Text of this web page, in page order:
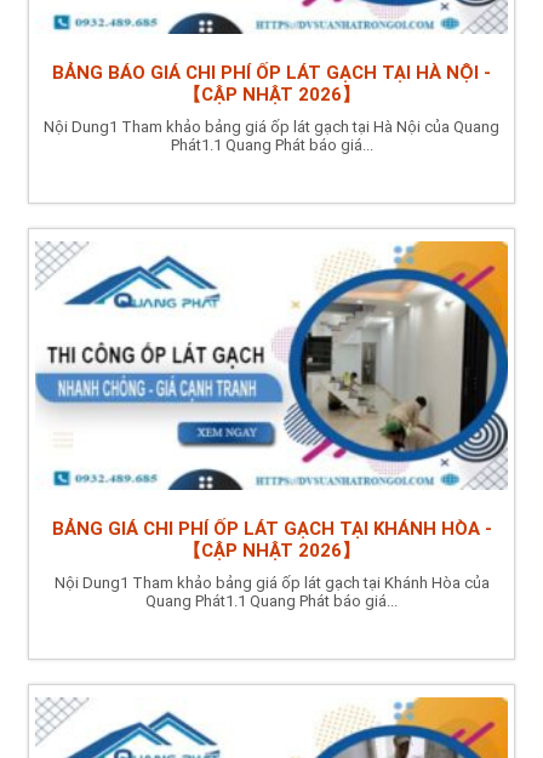
BẢNG BÁO GIÁ CHI PHÍ ỐP LÁT GẠCH TẠI HÀ NỘI -
【CẬP NHẬT 2026】
Nội Dung1 Tham khảo bảng giá ốp lát gạch tại Hà Nội của Quang
Phát1.1 Quang Phát báo giá...
BẢNG GIÁ CHI PHÍ ỐP LÁT GẠCH TẠI KHÁNH HÒA -
【CẬP NHẬT 2026】
Nội Dung1 Tham khảo bảng giá ốp lát gạch tại Khánh Hòa của
Quang Phát1.1 Quang Phát báo giá...